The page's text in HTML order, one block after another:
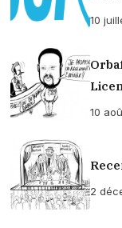
10
10
2